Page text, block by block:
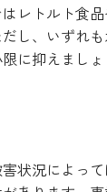
レトルト食
し、いずれ
に抑えましょ
状況によっ